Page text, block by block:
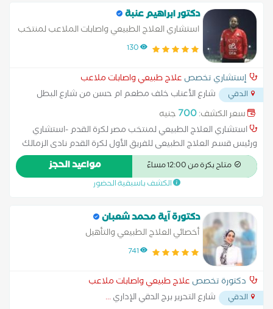
دكتور ابراهيم عنبة
استشاري العلاج الطبيعي واصابات الملاعب لمنتخب
مصر لكرة القدم 130
إستشاري تخصص علاج طبيعي واصابات ملاعب
الدقي
شارع الأعناب خلف مطعم ام حسن من شارع البطل
احمد عبدالعزيز...
سعر الكشف:700 جنيه
استشاري العلاج الطبيعي لمنتخب مصر لكرة القدم -استشاري
ورئيس قسم العلاج الطبيعى للفريق الأول لكرة القدم نادى الزمالك
سابقا -دبلومة العلاج اليدوي جامعة شيفلد انجلترا. -مؤسس مراكز
Insist للعلاج الطبيعي والتأهيل -مدرس اصابات الملاعب مؤسسة
برايم فيزيو -محاضر دولي بمؤتمر الأيزوكينيتك والفيفا للطب الرياضي.
الخمسين . -معالج تحكم حركي معتمد من منظمة كوميرا لعلوم
الحركة.
متاح بكرة من 12:00 مساءً مواعيد الحجز
الكشف باسبقية الحضور
دكتورة آية محمد شعبان
أخصائي العلاج الطبيعي والتأهيل
741
دكتورة تخصص علاج طبيعي واصابات ملاعب
الدقي شارع التحرير برج الدقي الإداري...